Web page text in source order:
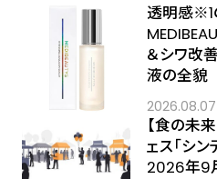
透明感※1
＆シワ改
液の全貌
2026.08.07
【食の未
ェス「シン
2026年9